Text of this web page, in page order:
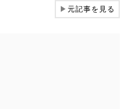
▶元記事を見る